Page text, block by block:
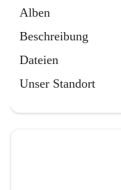
Alben
Beschreibung
Dateien
Unser Standort